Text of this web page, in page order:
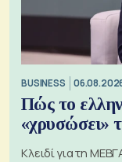
BUSINESS
Πώς το
Κλειδί για τη